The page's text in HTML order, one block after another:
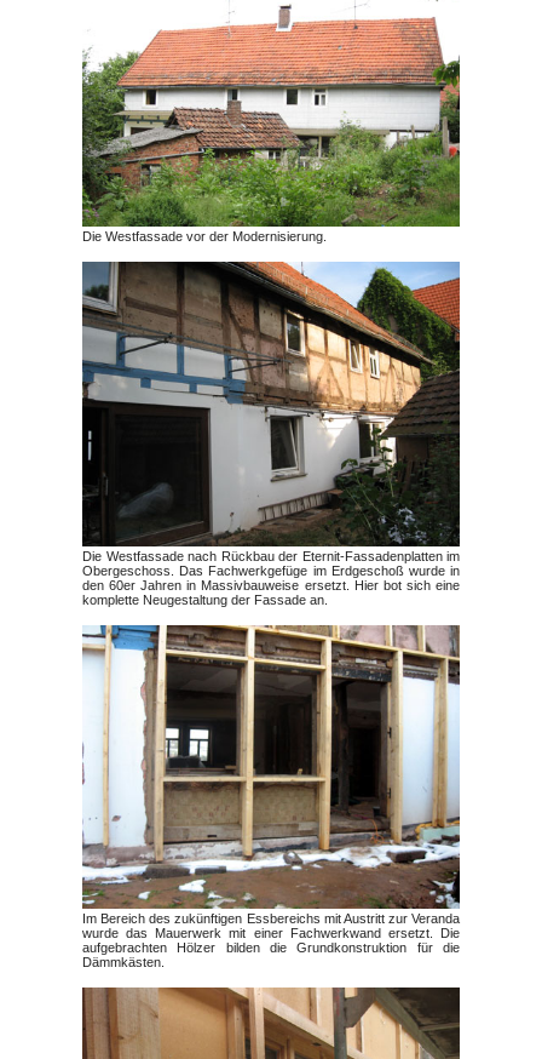
Die Westfassade vor der Modernisierung.
Die Westfassade nach Rückbau der Eternit-Fassadenplatten im
Obergeschoss. Das Fachwerkgefüge im Erdgeschoß wurde in
den 60er Jahren in Massivbauweise ersetzt. Hier bot sich eine
komplette Neugestaltung der Fassade an.
Im Bereich des zukünftigen Essbereichs mit Austritt zur Veranda
wurde das Mauerwerk mit einer Fachwerkwand ersetzt. Die
aufgebrachten Hölzer bilden die Grundkonstruktion für die
Dämmkästen.